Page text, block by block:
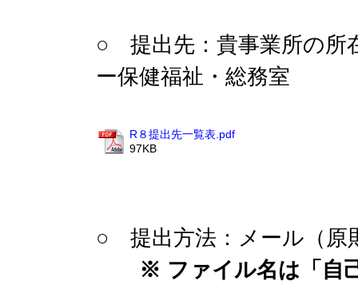
○ 提出先：貴事業所の所
ー保健福祉・総務室
R８提出先一覧表.pdf
97KB
○ 提出方法：メール（原
※ ファイル名は「自